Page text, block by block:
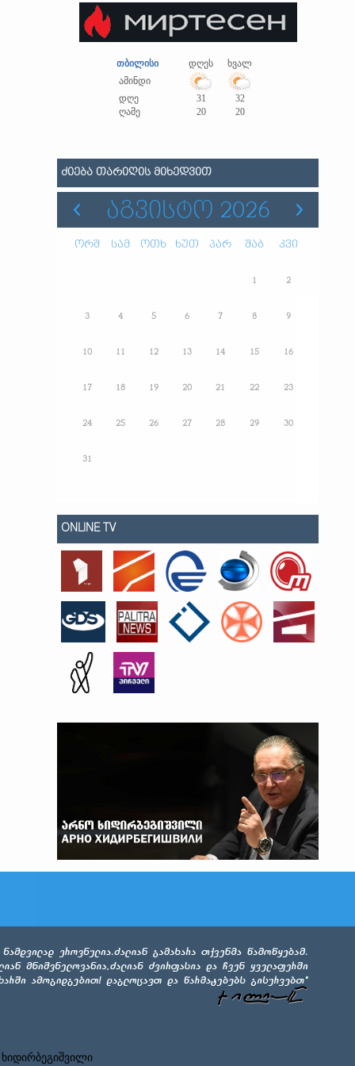
თბილისი დღეს
ხვალ
ამინდი
დღე
31
32
ღამე
20 20
ᲫᲘᲔᲑᲐ ᲗᲐᲠᲘᲦᲘᲡ ᲛᲘᲮᲔᲓᲕᲘᲗ
ᲐᲒᲕᲘᲡᲢᲝ 2026
ორშ სამ ოთხ ხუთ პარ შაბ კვი
1 2
3 4 5 6 7 8 9
10 11 12 13 14 15 16
17 18 19 20 21 22 23
24 25 26 27 28 29 30
31
ONLINE TV